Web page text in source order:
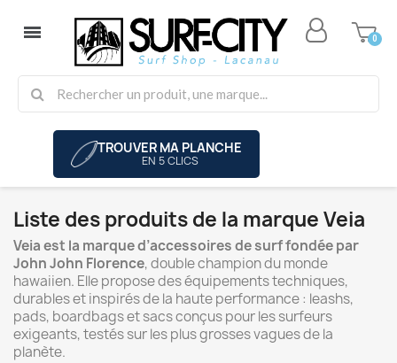
TROUVER MA PLANCHE
EN 5 CLICS
Liste des produits de la marque Veia
Veia est la marque d’accessoires de surf fondée par
John John Florence, double champion du monde
hawaiien. Elle propose des équipements techniques,
durables et inspirés de la haute performance : leashs,
pads, boardbags et sacs conçus pour les surfeurs
exigeants, testés sur les plus grosses vagues de la
planète.